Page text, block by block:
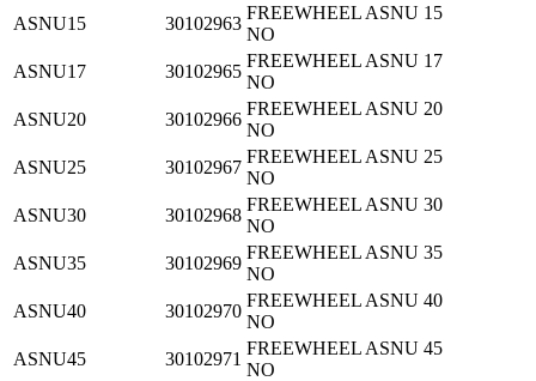
ASNU15
30102963
FREEWHEEL ASNU 15
NO
ASNU17
30102965
FREEWHEEL ASNU 17
NO
ASNU20
30102966
FREEWHEEL ASNU 20
NO
ASNU25
30102967
FREEWHEEL ASNU 25
NO
ASNU30
30102968
FREEWHEEL ASNU 30
NO
ASNU35
30102969
FREEWHEEL ASNU 35
NO
ASNU40
30102970
FREEWHEEL ASNU 40
NO
ASNU45
30102971
FREEWHEEL ASNU 45
NO